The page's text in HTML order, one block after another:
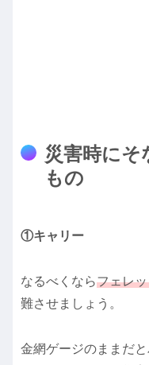
災害時にそ
もの
①キャリー
なるべくならフェレ
難させましょう。
金網ゲージのままだ